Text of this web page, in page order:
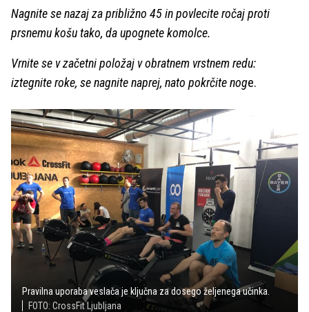
Nagnite se nazaj za približno 45 in povlecite ročaj proti
prsnemu košu tako, da upognete komolce.
Vrnite se v začetni položaj v obratnem vrstnem redu:
iztegnite roke, se nagnite naprej, nato pokrčite noge.
Pravilna uporaba veslača je ključna za dosego željenega učinka.
FOTO: CrossFit Ljubljana